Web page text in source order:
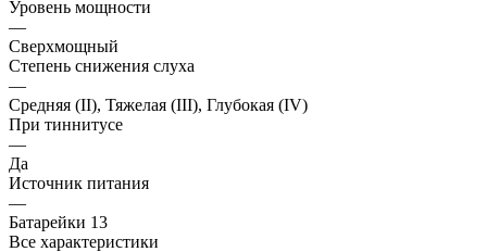
Уровень мощности
—
Сверхмощный
Степень снижения слуха
—
Средняя (II), Тяжелая (III), Глубокая (IV)
При тиннитусе
—
Да
Источник питания
—
Батарейки 13
Все характеристики